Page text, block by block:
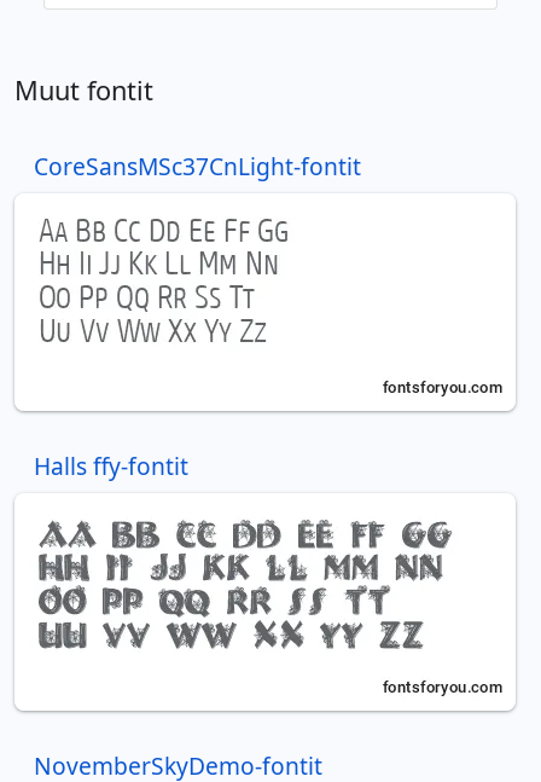
Muut fontit
CoreSansMSc37CnLight-fontit
Halls ffy-fontit
NovemberSkyDemo-fontit